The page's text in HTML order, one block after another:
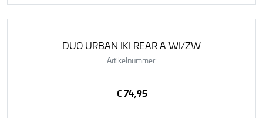
DUO URBAN IKI REAR A WI/ZW
Artikelnummer:
€ 74,95